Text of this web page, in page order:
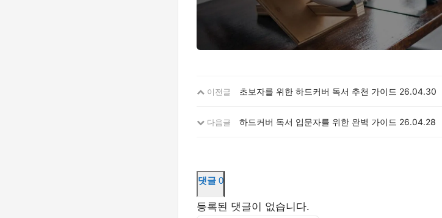
이전글 초보자를 위한 하드커버 독서 추천 가이드 26.04.30
다음글 하드커버 독서 입문자를 위한 완벽 가이드 26.04.28
댓글 0
등록된 댓글이 없습니다.